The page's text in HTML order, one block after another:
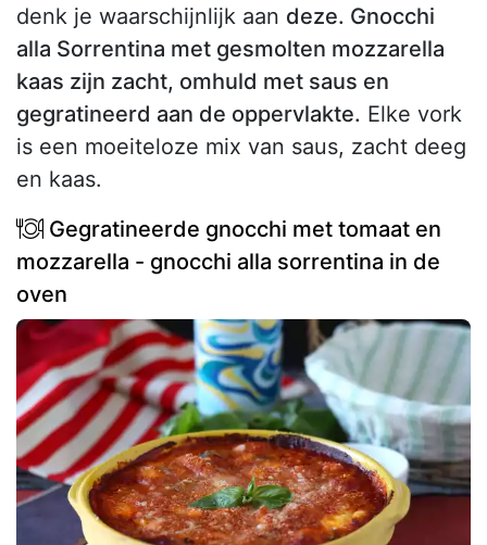
denk je waarschijnlijk aan deze. Gnocchi
alla Sorrentina met gesmolten mozzarella
kaas zijn zacht, omhuld met saus en
gegratineerd aan de oppervlakte. Elke vork
is een moeiteloze mix van saus, zacht deeg
en kaas.
Gegratineerde gnocchi met tomaat en
mozzarella - gnocchi alla sorrentina in de
oven